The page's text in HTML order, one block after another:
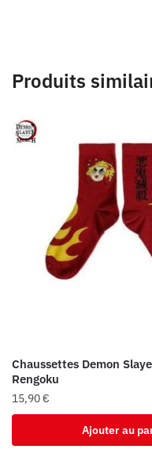
Produits
Chaussettes Demon
Rengoku
15,90€
Ajouter au